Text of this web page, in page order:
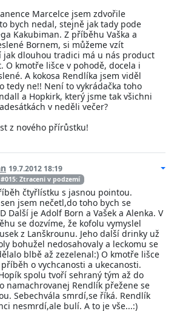
Marcelce jsem zdvořile
bych nedal, stejně jak tady pode
Kakubiman. Z příběhu Vaška a
Bornem, si můžeme vzít
jak dlouhou tradici má u nás product
O kmotře lišce v pohodě, docela i
A kokosa Rendlíka jsem viděl
tedy ne!! Není to vykrádačka toho
a Hopkirk, který jsme tak všichni
v neděli večer?
z nového přírůstku!
19.7.2012 18:19
Ztraceni v podzemí
čtyřlístku s jasnou pointou.
jsem nečetl,do toho bych se
Další je Adolf Born a Vašek a Alenka. V
se dozvíme, že kofolu vymyslel
z Lanškrounu. Jeho další drinky už
bohužel nedosahovaly a leckomu se
blbě až zezelenal:) O kmotře lišce
o vychcanosti a ukecanosti.
spolu tvoří sehraný tým až do
namachrovanej Rendlík přežene se
Sebechvála smrdí,se říká. Rendlík
nesmrdí,ale bulí. A to je vše...:)